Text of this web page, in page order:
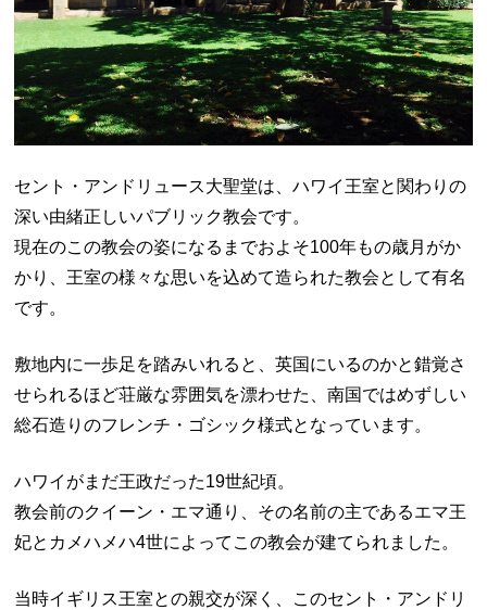
セント・アンドリュース大聖堂は、ハワイ王室と関わりの
深い由緒正しいパブリック教会です。
現在のこの教会の姿になるまでおよそ100年もの歳月がか
かり、王室の様々な思いを込めて造られた教会として有名
です。
敷地内に一歩足を踏みいれると、英国にいるのかと錯覚さ
せられるほど荘厳な雰囲気を漂わせた、南国ではめずしい
総石造りのフレンチ・ゴシック様式となっています。
ハワイがまだ王政だった19世紀頃。
教会前のクイーン・エマ通り、その名前の主であるエマ王
妃とカメハメハ4世によってこの教会が建てられました。
当時イギリス王室との親交が深く、このセント・アンドリ